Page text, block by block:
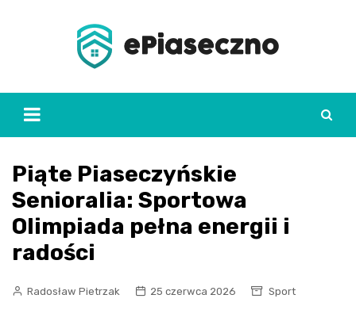
Piąte Piaseczyńskie
Senioralia: Sportowa
Olimpiada pełna energii i
radości
Radosław Pietrzak 25 czerwca 2026 Sport